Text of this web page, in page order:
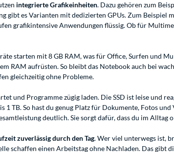
integrierte Grafikeinheiten. Dazu gehören zum
gibt es Varianten mit dedizierten GPUs. Zum Beispiel
grafikintensive Anwendungen flüssig. Ob für
starten mit 8 GB RAM, was für Office, Surfen und
RAM aufrüsten. So bleibt das Notebook auch bei
gleichzeitig ohne Probleme.
und Programme zügig laden. Die SSD ist leise und
TB. So hast du genug Platz für Dokumente, Fotos und
deutlich. Sie sorgt dafür, dass du im Alltag
zuverlässig durch den Tag. Wer viel unterwegs ist,
schaffen einen Arbeitstag ohne Nachladen. Das gibt